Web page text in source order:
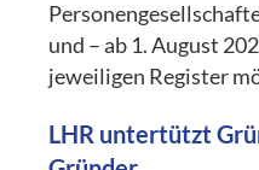
und – ab 1. August
jeweiligen Register
LHR untertützt